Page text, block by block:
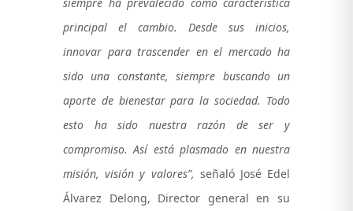
principal el cambio. Desde sus inicios,
innovar para trascender en el mercado ha
sido una constante, siempre buscando un
aporte de bienestar para la sociedad. Todo
esto ha sido nuestra razón de ser y
compromiso. Así está plasmado en nuestra
misión, visión y valores”, señaló José Edel
Álvarez Delong, Director general en su